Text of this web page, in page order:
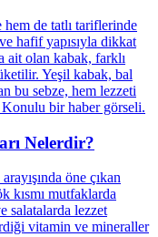
Nelerdir?